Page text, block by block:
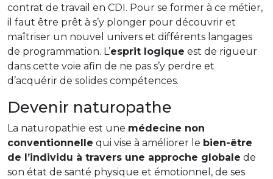
contrat de travail en CDI. Pour se former à ce métier,
il faut être prêt à s’y plonger pour découvrir et
maîtriser un nouvel univers et différents langages
de programmation. L’esprit logique est de rigueur
dans cette voie afin de ne pas s’y perdre et
d’acquérir de solides compétences.
Devenir naturopathe
La naturopathie est une médecine non
conventionnelle qui vise à améliorer le bien-être
de l’individu à travers une approche globale de
son état de santé physique et émotionnel, de ses